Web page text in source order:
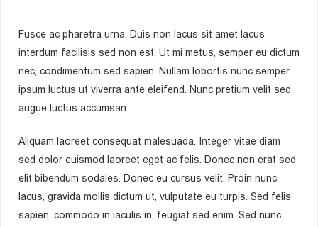
Fusce ac pharetra urna. Duis non lacus sit amet lacus
interdum facilisis sed non est. Ut mi metus, semper eu dictum
nec, condimentum sed sapien. Nullam lobortis nunc semper
ipsum luctus ut viverra ante eleifend. Nunc pretium velit sed
augue luctus accumsan.
Aliquam laoreet consequat malesuada. Integer vitae diam
sed dolor euismod laoreet eget ac felis. Donec non erat sed
elit bibendum sodales. Donec eu cursus velit. Proin nunc
lacus, gravida mollis dictum ut, vulputate eu turpis. Sed felis
sapien, commodo in iaculis in, feugiat sed enim. Sed nunc